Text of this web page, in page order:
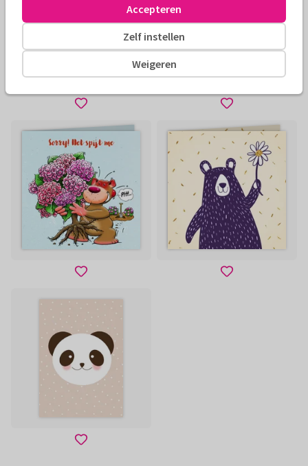
Weigeren
Zelf instellen
Accepteren